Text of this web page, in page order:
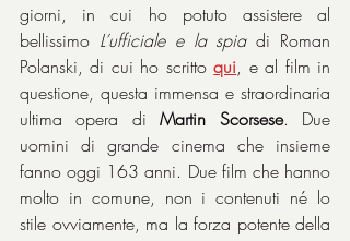
giorni, in cui ho potuto assistere al
bellissimo L’ufficiale e la spia di Roman
Polanski, di cui ho scritto qui, e al film in
questione, questa immensa e straordinaria
ultima opera di Martin Scorsese. Due
uomini di grande cinema che insieme
fanno oggi 163 anni. Due film che hanno
molto in comune, non i contenuti né lo
stile ovviamente, ma la forza potente della